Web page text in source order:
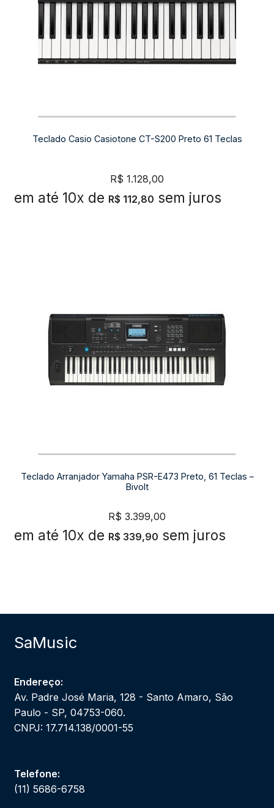
Teclado Casio Casiotone CT-S200 Preto 61 Teclas
R$ 1.128,00
em até 10x de R$ 112,80 sem juros
Teclado Arranjador Yamaha PSR-E473 Preto, 61 Teclas –
Bivolt
R$ 3.399,00
em até 10x de R$ 339,90 sem juros
SaMusic
Endereço:
Av. Padre José Maria, 128 - Santo Amaro, São
Paulo - SP, 04753-060.
CNPJ: 17.714.138/0001-55
Telefone:
(11) 5686-6758